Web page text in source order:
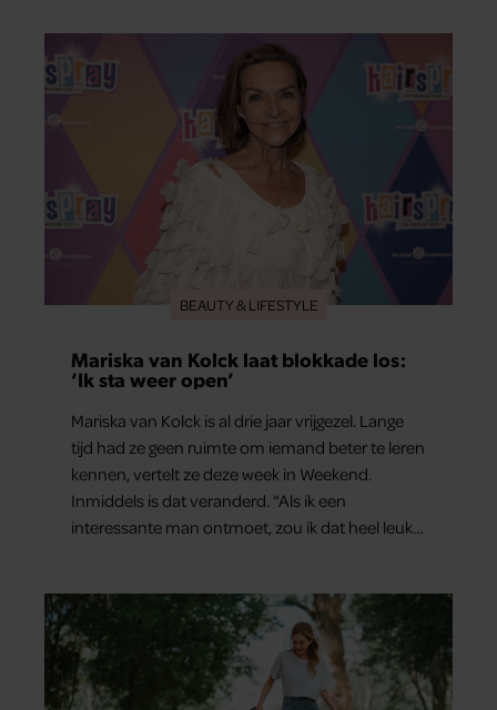
bestemming én vertelt ze hoe bijzonder de reis
voor haar is geweest.
BEAUTY & LIFESTYLE
Mariska van Kolck laat blokkade los:
‘Ik sta weer open’
Mariska van Kolck is al drie jaar vrijgezel. Lange
tijd had ze geen ruimte om iemand beter te leren
kennen, vertelt ze deze week in Weekend.
Inmiddels is dat veranderd. “Als ik een
interessante man ontmoet, zou ik dat heel leuk